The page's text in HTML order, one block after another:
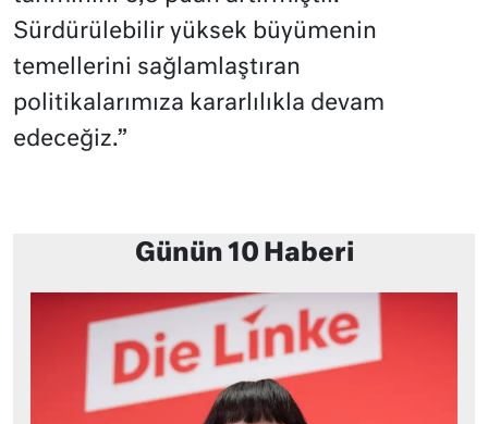
Sürdürülebilir yüksek büyümenin
temellerini sağlamlaştıran
politikalarımıza kararlılıkla devam
edeceğiz.”
Günün 10 Haberi